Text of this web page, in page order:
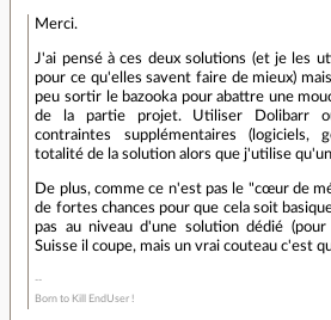
Merci.
J'ai pensé à ces deux solutions (et je les
pour ce qu'elles savent faire de mieux)
peu sortir le bazooka pour abattre une
de la partie projet. Utiliser Dolibarr
contraintes supplémentaires (logiciels,
totalité de la solution alors que j'utilise
De plus, comme ce n'est pas le "cœur de
de fortes chances pour que cela soit
pas au niveau d'une solution dédié
Suisse il coupe, mais un vrai couteau c'est
Born to Kill EndUser !